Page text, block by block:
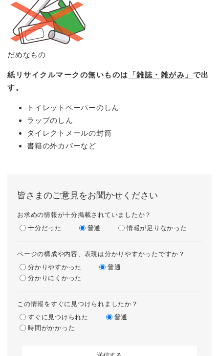
だめなもの
紙リサイクルマークの無いものは 「雑誌・雑がみ」 で出
す。
トイレットペーパーのしん
ラップのしん
ダイレクトメールの封筒
書籍の外カバーなど
皆さまのご意見をお聞かせください
お求めの情報が十分掲載されていましたか？
十分だった
普通 情報が足りなかった
ページの構成や内容、表現は分かりやすかったですか？
分かりやすかった
普通
分かりにくかった
この情報をすぐに見つけられましたか？
すぐに見つけられた
普通
時間がかかった